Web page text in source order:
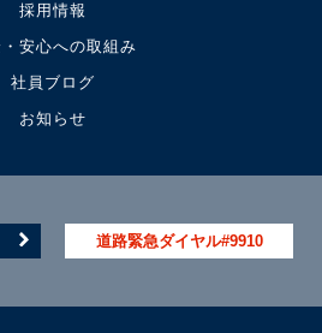
採用情報
安心への取組み
社員ブログ
お知らせ
道路緊急ダイヤル#9910